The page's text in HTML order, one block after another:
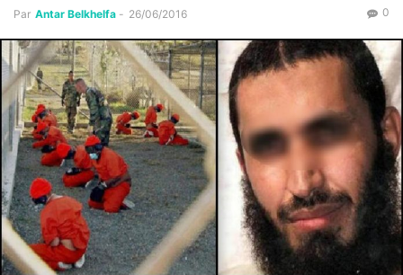
Par Antar Belkhelfa - 26/06/2016 0